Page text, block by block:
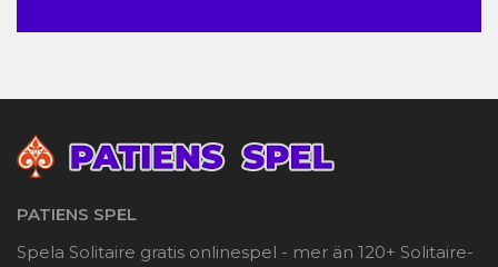
PATIENS SPEL
Spela Solitaire gratis onlinespel - mer än 120+ Solitaire-